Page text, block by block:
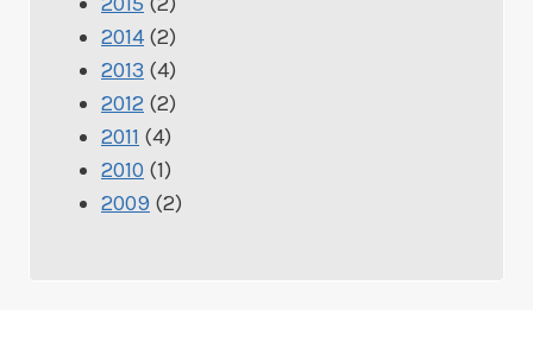
2014 (2)
2013 (4)
2012 (2)
2011 (4)
2010 (1)
2009 (2)